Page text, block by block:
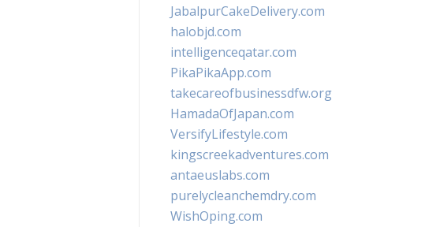
JabalpurCakeDelivery.com
halobjd.com
intelligenceqatar.com
PikaPikaApp.com
takecareofbusinessdfw.org
HamadaOfJapan.com
VersifyLifestyle.com
kingscreekadventures.com
antaeuslabs.com
purelycleanchemdry.com
WishOping.com